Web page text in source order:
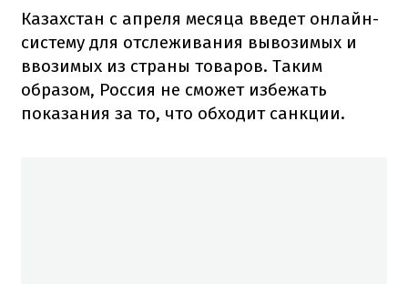
Казахстан с апреля месяца введет онлайн-
систему для отслеживания вывозимых и
ввозимых из страны товаров. Таким
образом, Россия не сможет избежать
показания за то, что обходит санкции.